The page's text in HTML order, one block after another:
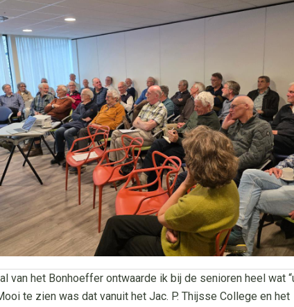
van het Bonhoeffer ontwaarde ik bij de senioren heel wat
te zien was dat vanuit het Jac. P. Thijsse College en het